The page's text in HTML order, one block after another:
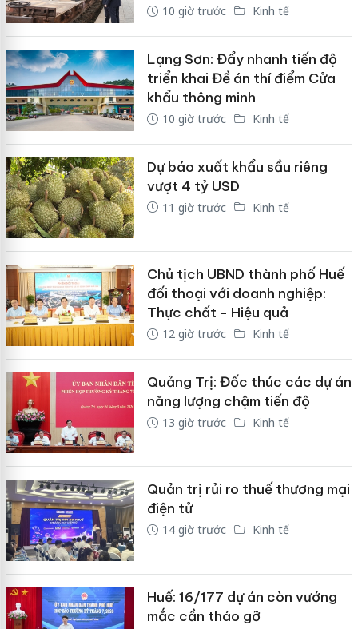
10 giờ trước Kinh tế
Lạng Sơn: Đẩy nhanh tiến độ
triển khai Đề án thí điểm Cửa
khẩu thông minh
10 giờ trước Kinh tế
Dự báo xuất khẩu sầu riêng
vượt 4 tỷ USD
11 giờ trước Kinh tế
Chủ tịch UBND thành phố Huế
đối thoại với doanh nghiệp:
Thực chất - Hiệu quả
12 giờ trước Kinh tế
Quảng Trị: Đốc thúc các dự án
năng lượng chậm tiến độ
13 giờ trước Kinh tế
Quản trị rủi ro thuế thương mại
điện tử
14 giờ trước Kinh tế
Huế: 16/177 dự án còn vướng
mắc cần tháo gỡ